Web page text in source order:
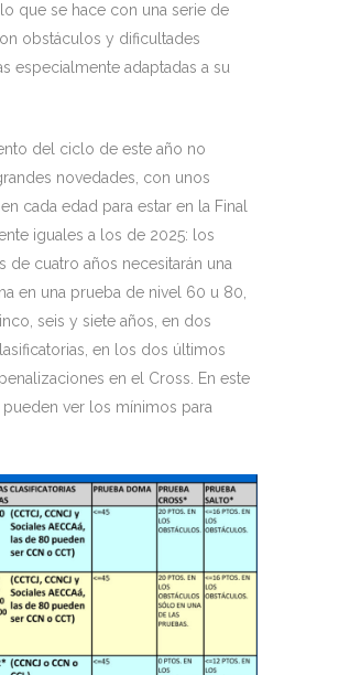
que se hace con una serie de
obstáculos y dificultades
especialmente adaptadas a su
del ciclo de este año no
novedades, con unos
cada edad para estar en la Final
iguales a los de 2025: los
de cuatro años necesitarán una
en una prueba de nivel 60 u 80,
seis y siete años, en dos
en los dos últimos
en el Cross. En este
ver los mínimos para